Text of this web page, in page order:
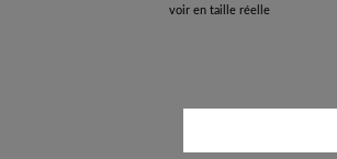
voir en taille réelle